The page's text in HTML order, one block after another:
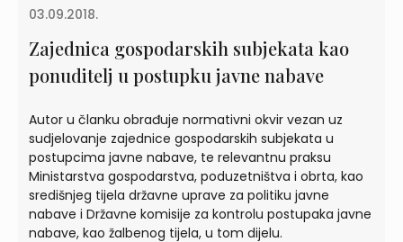
03.09.2018.
Zajednica gospodarskih subjekata kao
ponuditelj u postupku javne nabave
Autor u članku obrađuje normativni okvir vezan uz
sudjelovanje zajednice gospodarskih subjekata u
postupcima javne nabave, te relevantnu praksu
Ministarstva gospodarstva, poduzetništva i obrta, kao
središnjeg tijela državne uprave za politiku javne
nabave i Državne komisije za kontrolu postupaka javne
nabave, kao žalbenog tijela, u tom dijelu.